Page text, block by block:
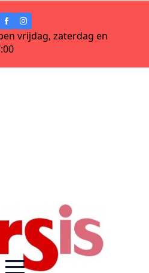
vrijdag, zaterdag en